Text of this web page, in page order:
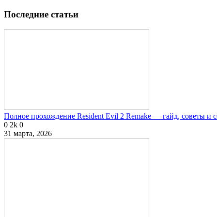
Последние статьи
Полное прохождение Resident Evil 2 Remake — гайд, советы и
0 2k 0
31 марта, 2026